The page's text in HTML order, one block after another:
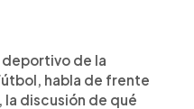
de la
habla de frente
la discusión de qué